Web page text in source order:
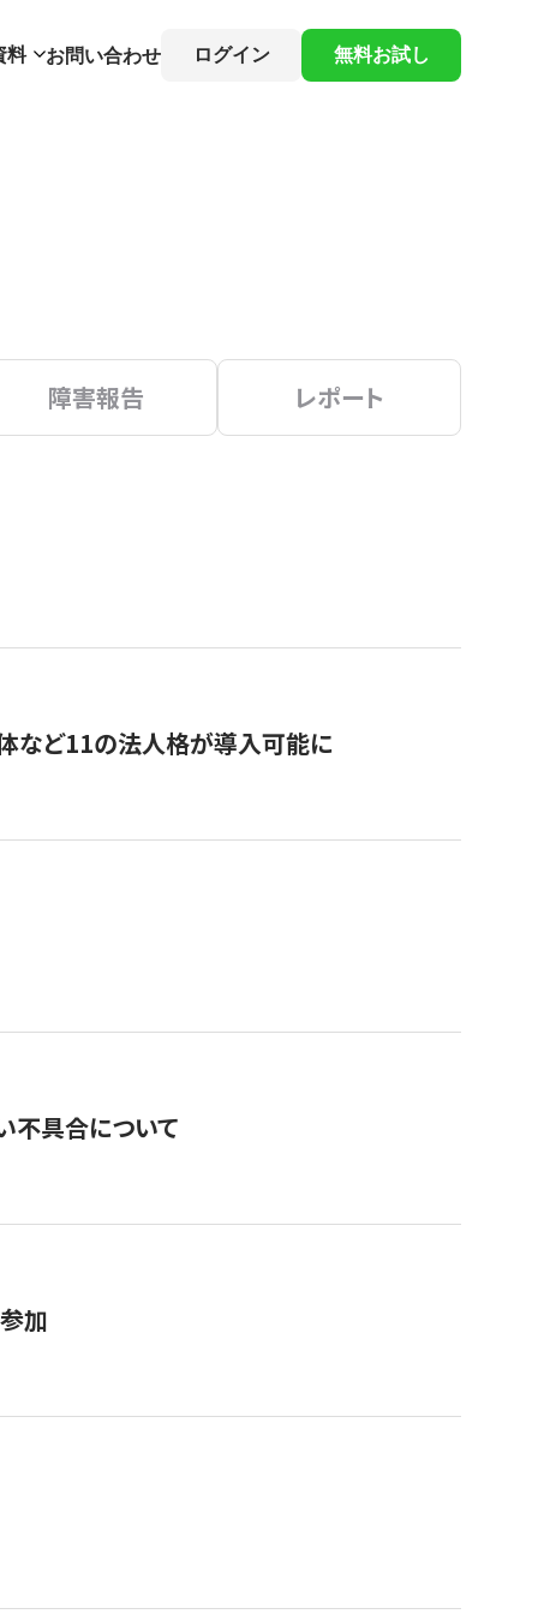
料 お問い合わせ ログイン 無料お試し
障害報告 レポート
体など11の法人格が導入可能に
不具合について
加